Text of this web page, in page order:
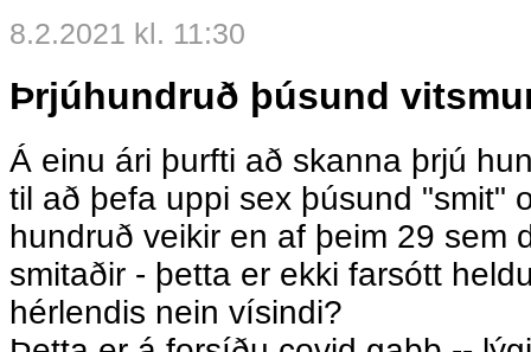
8.2.2021 kl. 11:30
Þrjúhundruð þúsund
Á einu ári þurfti að skanna þrjú
til að þefa uppi sex þúsund "smit"
hundruð veikir en af þeim 29 sem
smitaðir - þetta er ekki farsótt
hérlendis nein vísindi?